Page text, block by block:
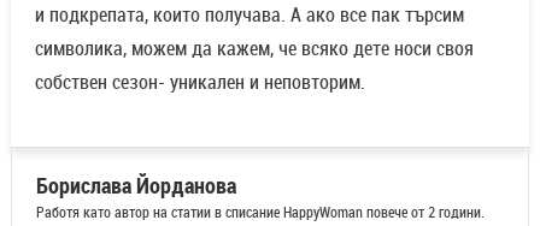
и подкрепата, които получава. А ако все пак търсим
символика, можем да кажем, че всяко дете носи своя
собствен сезон- уникален и неповторим.
Борислава Йорданова
Работя като автор на статии в списание HappyWoman повече от 2 години.